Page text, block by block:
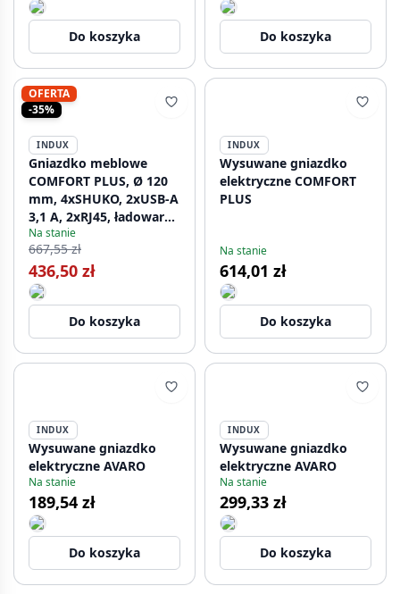
Do koszyka Do koszyka
OFERTA
-35%
INDUX
Gniazdko meblowe
COMFORT PLUS, Ø 120
mm, 4xSHUKO, 2xUSB-A
3,1 A, 2xRJ45, ładowarka
indukcyjna 5 W, kabel
1,5 m, czarne
Na stanie
667,55 zł
436,50 zł
Do koszyka
INDUX
Wysuwane gniazdko
elektryczne COMFORT
PLUS
Na stanie
614,01 zł
Do koszyka
INDUX
Wysuwane gniazdko
elektryczne AVARO
Na stanie
189,54 zł
Do koszyka
INDUX
Wysuwane gniazdko
elektryczne AVARO
Na stanie
299,33 zł
Do koszyka